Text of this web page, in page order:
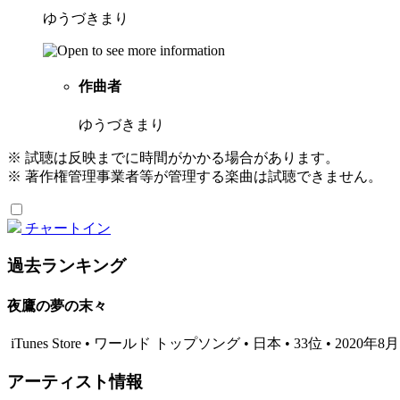
ゆうづきまり
作曲者
ゆうづきまり
※ 試聴は反映までに時間がかかる場合があります。
※ 著作権管理事業者等が管理する楽曲は試聴できません。
チャートイン
過去ランキング
夜鷹の夢の末々
iTunes Store • ワールド トップソング • 日本 • 33位 • 2020年8
アーティスト情報